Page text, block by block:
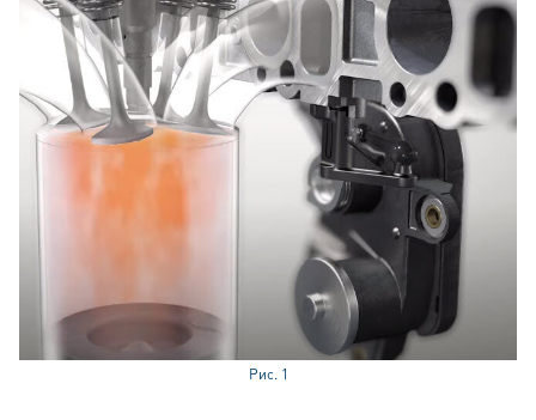
Рис. 1